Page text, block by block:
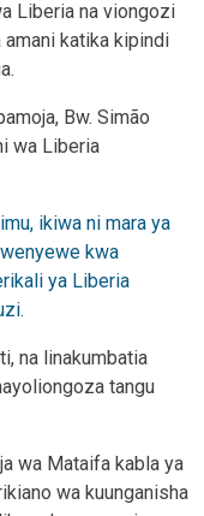
Liberia na viongozi
katika kipindi
Bw. Simão
wa Liberia
ikiwa ni mara ya
kwa
ya Liberia
na linakumbatia
tangu
wa Mataifa kabla ya
wa kuunganisha